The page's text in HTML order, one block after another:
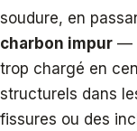
soudure, en
charbon impur —
trop chargé en
structurels dans
fissures ou des